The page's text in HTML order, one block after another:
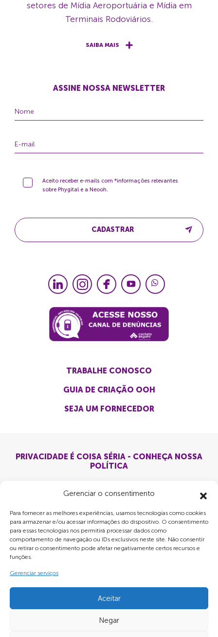
Gerenciar o consentimento
Para fornecer as melhores experiências, usamos tecnologias como cookies
para armazenar e/ou acessar informações do dispositivo. O consentimento
para essas tecnologias nos permitirá processar dados como
comportamento de navegação ou IDs exclusivos neste site. Não consentir
ou retirar o consentimento pode afetar negativamente certos recursos e
funções.
Gerenciar serviços
Aceitar
Negar
setores de Mídia Aeroportuária e Mídia em
Terminais Rodoviários.
SAIBA MAIS
ASSINE NOSSA NEWSLETTER
Aceito receber e-mails com *informações relevantes
sobre Phygital e a Neooh.
CADASTRAR
TRABALHE CONOSCO
GUIA DE CRIAÇÃO OOH
SEJA UM FORNECEDOR
PRIVACIDADE É COISA SÉRIA - CONHEÇA NOSSA
POLÍTICA